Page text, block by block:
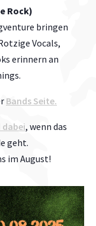
Rock)
bringen
Vocals,
erinnern an
Bands Seite.
, wenn das
geht.
im August!